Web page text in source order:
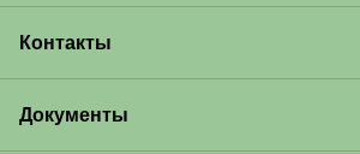
Контакты
Документы